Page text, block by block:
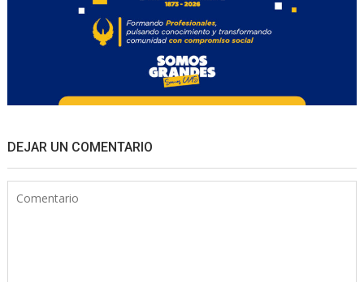
DEJAR UN COMENTARIO